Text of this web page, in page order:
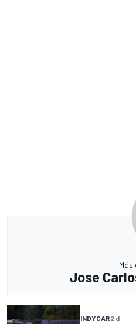
Más
Jose
INDYCAR2 d